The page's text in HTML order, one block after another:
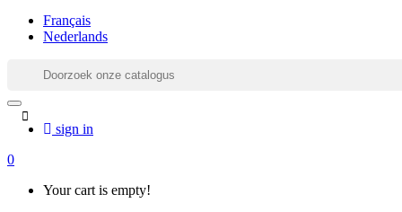
Français
Nederlands
sign in
0
Your cart is empty!